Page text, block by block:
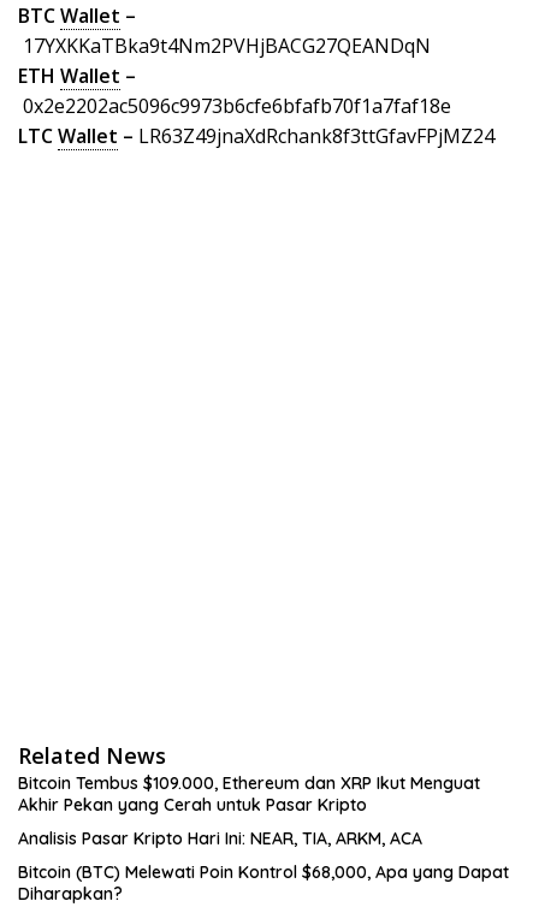
BTCWallet –
17YXKKaTBka9t4Nm2PVHjBACG27QEANDqN
ETH Wallet –
0x2e2202ac5096c9973b6cfe6bfafb70f1a7faf18e
LTCWallet – LR63Z49jnaXdRchank8f3ttGfavFPjMZ24
Related News
Bitcoin Tembus $109.000, Ethereum dan XRP Ikut Menguat
Akhir Pekan yang Cerah untuk Pasar Kripto
Analisis Pasar Kripto Hari Ini: NEAR, TIA, ARKM, ACA
Bitcoin (BTC) Melewati Poin Kontrol $68,000, Apa yang Dapat
Diharapkan?